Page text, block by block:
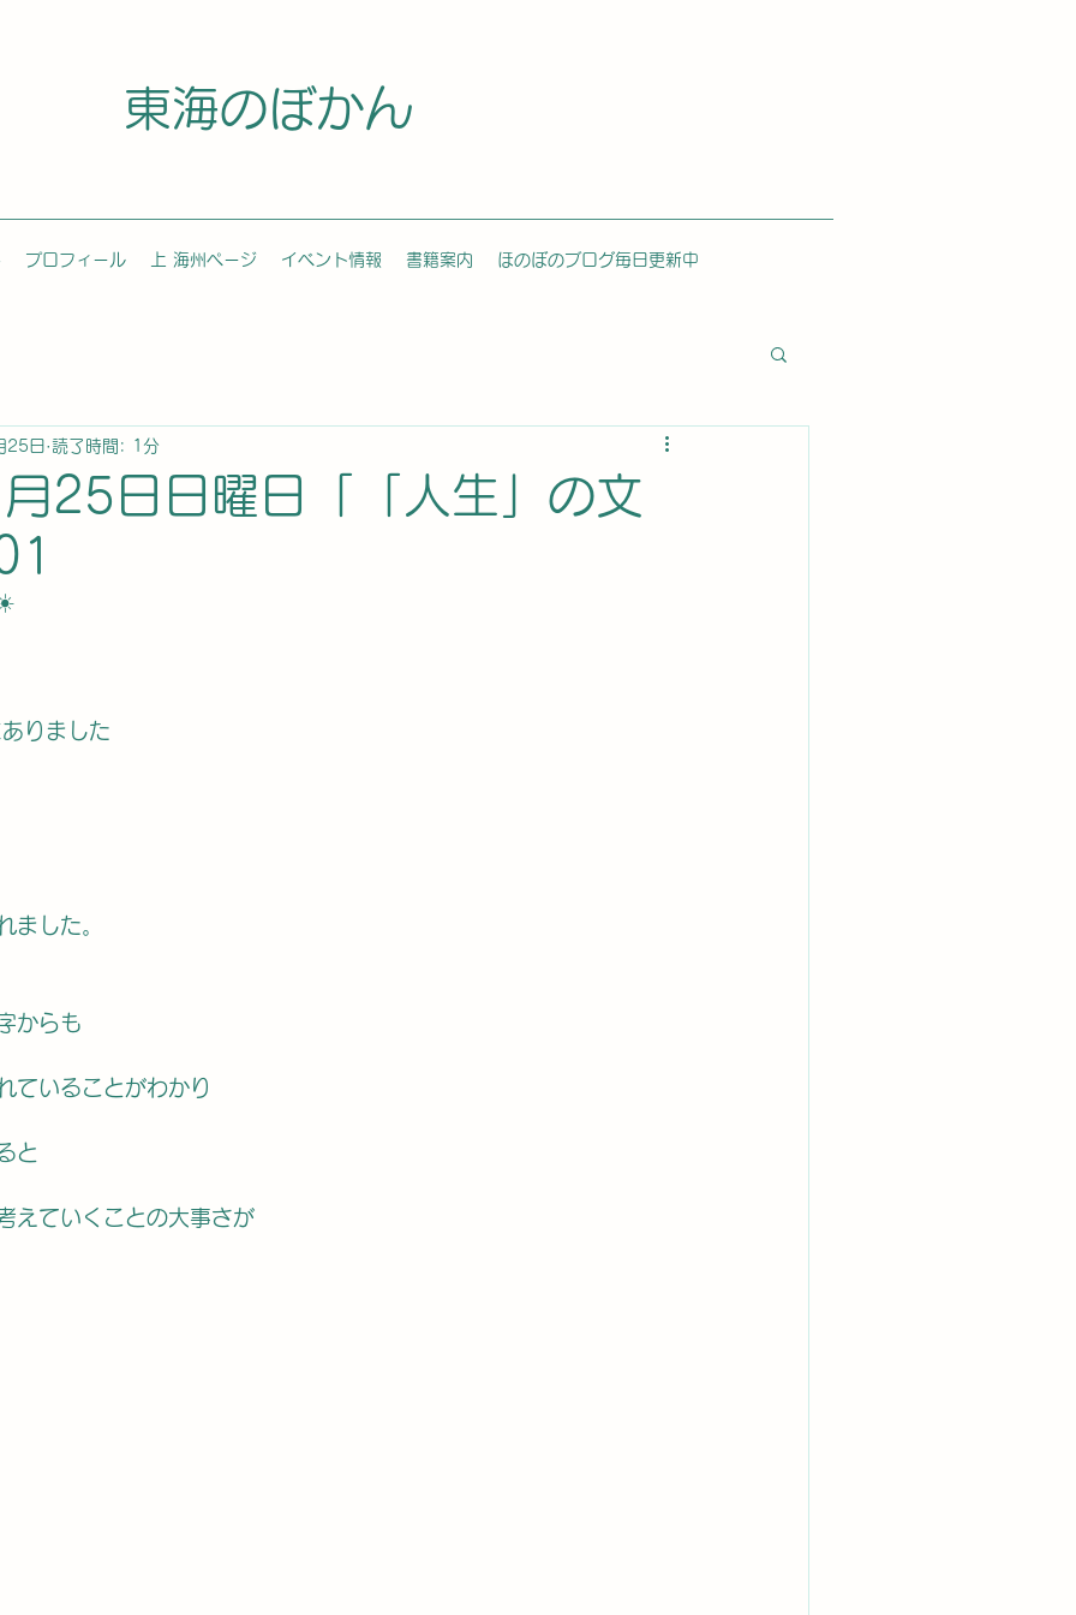
東海のぼかん
プロフィール 上 海州ページ イベント情報 書籍案内 ほのぼのブログ毎日更新中
25日日曜日「「人生」の文
25日 読了時間: 1分
りました
ました。
からも
ていることがわかり
と
えていくことの大事さが